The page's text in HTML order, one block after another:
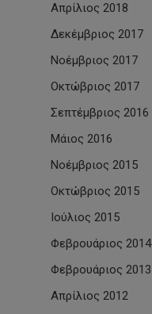
Απρίλιος 2018
Δεκέμβριος 2017
Νοέμβριος 2017
Οκτώβριος 2017
Σεπτέμβριος 2016
Μάιος 2016
Νοέμβριος 2015
Οκτώβριος 2015
Ιούλιος 2015
Φεβρουάριος 2014
Φεβρουάριος 2013
Απρίλιος 2012